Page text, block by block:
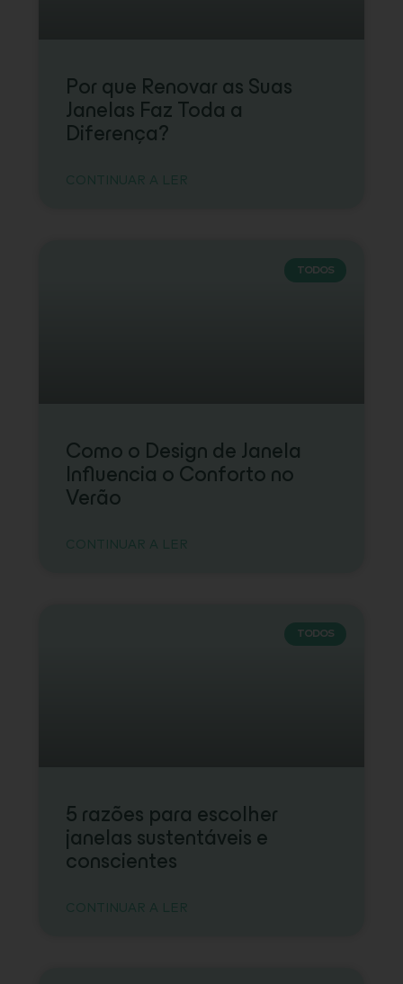
Por que Renovar as Suas
Janelas Faz Toda a
Diferença?
CONTINUAR A LER
TODOS
Como o Design de Janela
Influencia o Conforto no
Verão
CONTINUAR A LER
TODOS
5 razões para escolher
janelas sustentáveis e
conscientes
CONTINUAR A LER